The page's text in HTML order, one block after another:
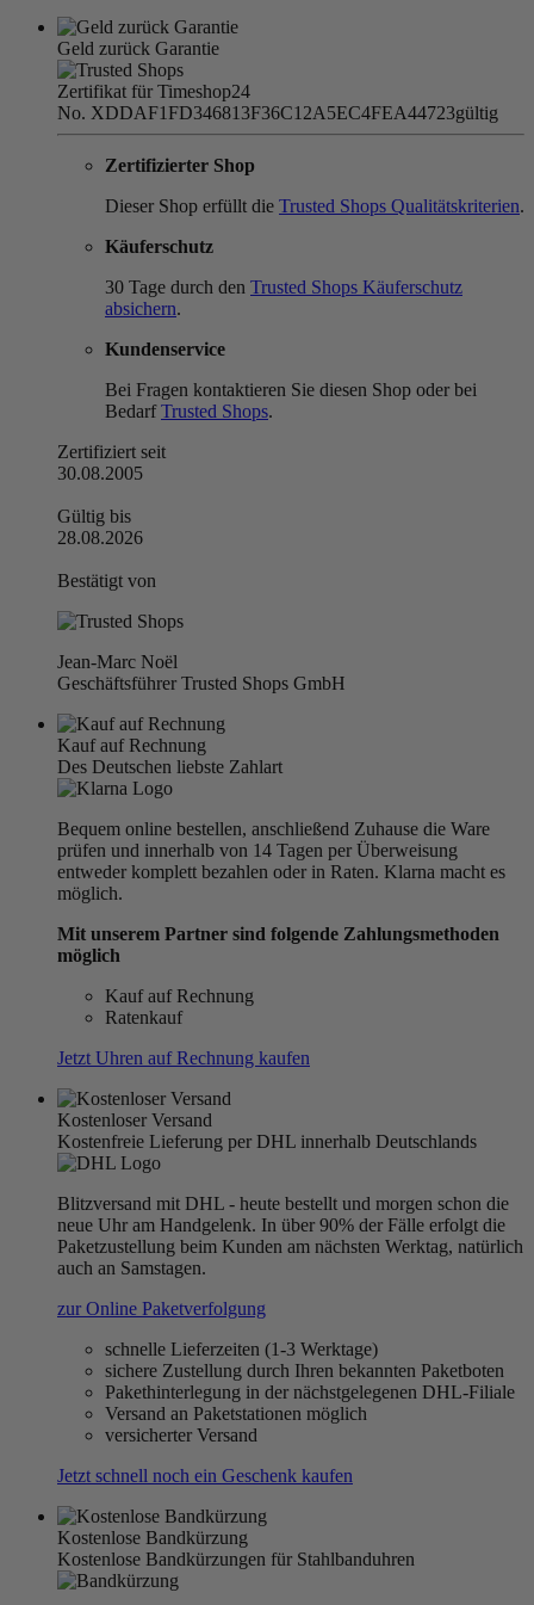
Geld zurück Garantie
Zertifikat für Timeshop24
No. XDDAF1FD346813F36C12A5EC4FEA44723gültig
Zertifizierter Shop
Dieser Shop erfüllt die Trusted Shops Qualitätskriterien.
Käuferschutz
30 Tage durch den Trusted Shops Käuferschutz
absichern.
Kundenservice
Bei Fragen kontaktieren Sie diesen Shop oder bei
BedarfTrusted Shops.
Zertifiziert seit
30.08.2005
Gültig bis
28.08.2026
Bestätigt von
Jean-Marc Noël
Geschäftsführer Trusted Shops GmbH
Kauf auf Rechnung
Des Deutschen liebste Zahlart
Bequem online bestellen, anschließend Zuhause die Ware
prüfen und innerhalb von 14 Tagen per Überweisung
entweder komplett bezahlen oder in Raten. Klarna macht es
möglich.
Mit unserem Partner sind folgende Zahlungsmethoden
möglich
Kauf auf Rechnung
Ratenkauf
Jetzt Uhren auf Rechnung kaufen
Kostenloser Versand
Kostenfreie Lieferung per DHL innerhalb Deutschlands
Blitzversand mit DHL - heute bestellt und morgen schon die
neue Uhr am Handgelenk. In über 90% der Fälle erfolgt die
Paketzustellung beim Kunden am nächsten Werktag, natürlich
auch an Samstagen.
zur Online Paketverfolgung
schnelle Lieferzeiten (1-3 Werktage)
sichere Zustellung durch Ihren bekannten Paketboten
Pakethinterlegung in der nächstgelegenen DHL-Filiale
Versand an Paketstationen möglich
versicherter Versand
Jetzt schnell noch ein Geschenk kaufen
Kostenlose Bandkürzung
Kostenlose Bandkürzungen für Stahlbanduhren